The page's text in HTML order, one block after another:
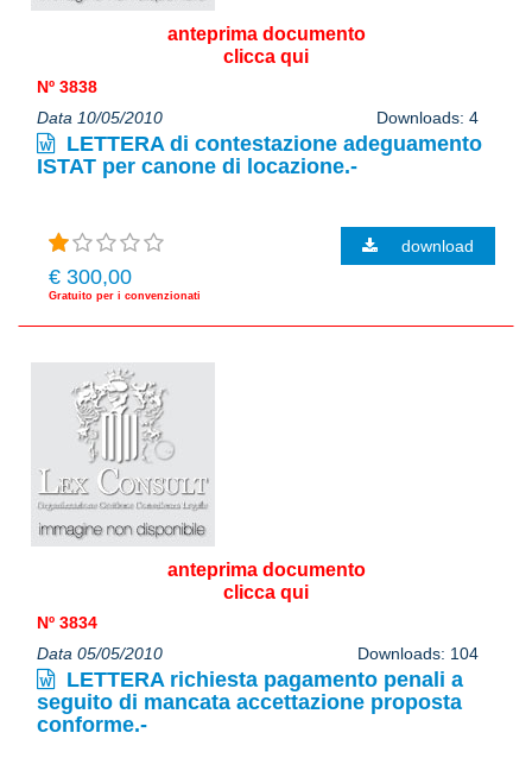
anteprima documento
clicca qui
Nº 3838
Data 10/05/2010
Downloads: 4
LETTERA di contestazione adeguamento
ISTAT per canone di locazione.-
€ 300,00
Gratuito per i convenzionati
download
anteprima documento
clicca qui
Nº 3834
Data 05/05/2010
Downloads: 104
LETTERA richiesta pagamento penali a
seguito di mancata accettazione proposta
conforme.-